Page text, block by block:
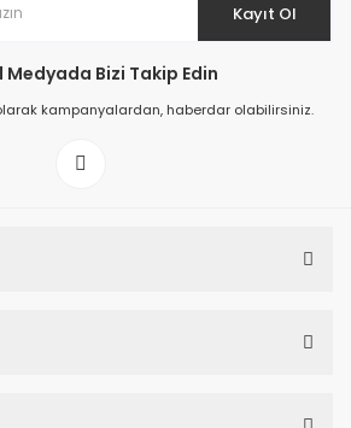
Tutkalı 500 gr
Kayıt Ol
Medyada Bizi Takip Edin
kampanyalardan, haberdar olabilirsiniz.